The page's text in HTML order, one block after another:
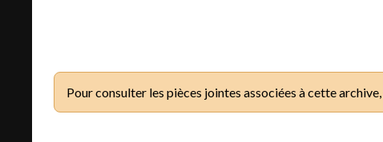
Pour consulter les pièces jointes associées à cette archive,